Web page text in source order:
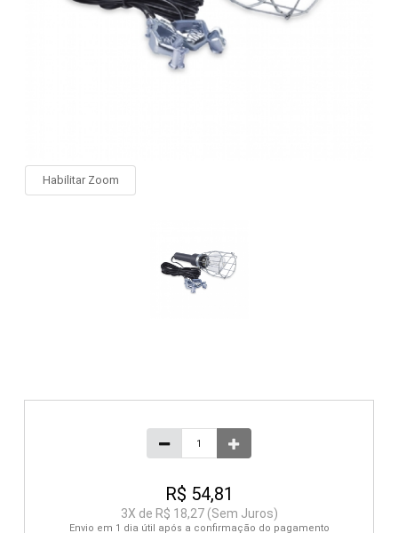
Habilitar Zoom
R$ 54,81
3X de R$ 18,27 (Sem Juros)
Envio em 1 dia útil após a confirmação do pagamento